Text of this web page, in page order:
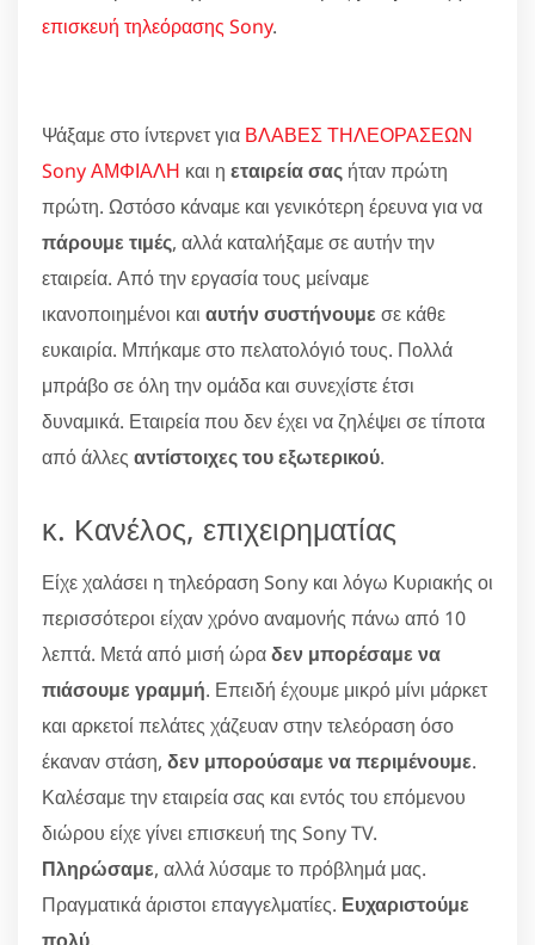
επισκευή τηλεόρασης Sony.
Ψάξαμε στο ίντερνετ για ΒΛΑΒΕΣ ΤΗΛΕΟΡΑΣΕΩΝ
Sony ΑΜΦΙΑΛΗ και η εταιρεία σας ήταν πρώτη
πρώτη. Ωστόσο κάναμε και γενικότερη έρευνα για να
πάρουμε τιμές, αλλά καταλήξαμε σε αυτήν την
εταιρεία. Από την εργασία τους μείναμε
ικανοποιημένοι και αυτήν συστήνουμε σε κάθε
ευκαιρία. Μπήκαμε στο πελατολόγιό τους. Πολλά
μπράβο σε όλη την ομάδα και συνεχίστε έτσι
δυναμικά. Εταιρεία που δεν έχει να ζηλέψει σε τίποτα
από άλλες αντίστοιχες του εξωτερικού.
κ. Κανέλος, επιχειρηματίας
Είχε χαλάσει η τηλεόραση Sony και λόγω Κυριακής οι
περισσότεροι είχαν χρόνο αναμονής πάνω από 10
λεπτά. Μετά από μισή ώραδεν μπορέσαμε να
πιάσουμε γραμμή. Επειδή έχουμε μικρό μίνι μάρκετ
και αρκετοί πελάτες χάζευαν στην τελεόραση όσο
έκαναν στάση, δεν μπορούσαμε να περιμένουμε.
Καλέσαμε την εταιρεία σας και εντός του επόμενου
διώρου είχε γίνει επισκευή της Sony TV.
Πληρώσαμε, αλλά λύσαμε το πρόβλημά μας.
Πραγματικά άριστοι επαγγελματίες. Ευχαριστούμε
πολύ.